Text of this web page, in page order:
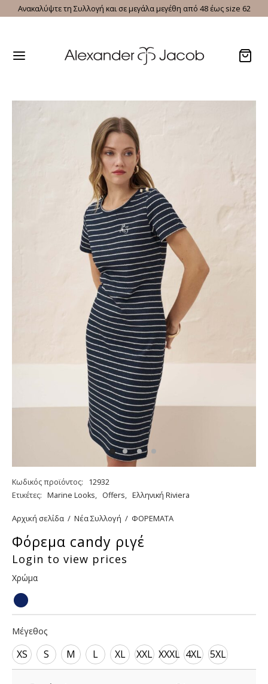
Ανακαλύψτε τη Συλλογή και σε μεγάλα μεγέθη από 48 έως size 62
Κωδικός προϊόντος:
12932
Ετικέτες: Marine Looks, Offers, Ελληνική Riviera
Αρχική σελίδα / Νέα Συλλογή / ΦΟΡΕΜΑΤΑ
Φόρεμα candy ριγέ
Login to view prices
Χρώμα
Μέγεθος
XS S M L XL XXL XXXL 4XL 5XL